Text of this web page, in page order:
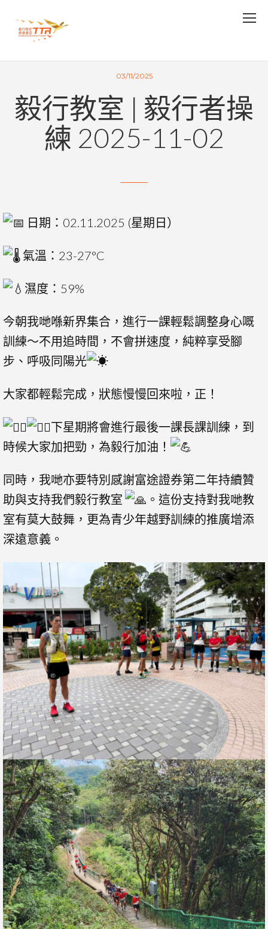
03/11/2025
毅行教室 | 毅行者操
練 2025-11-02
日期：02.11.2025 (星期日）
氣溫：23-27°C
濕度：59%
今朝我哋喺新界集合，進行一課輕鬆調整身心嘅
訓練～不用追時間，不會拼速度，純粹享受腳
步、呼吸同陽光
大家都輕鬆完成，狀態慢慢回來啦，正！
下星期將會進行最後一課長課訓練，到
時候大家加把勁，為毅行加油！
同時，我哋亦要特別感謝富途證券第二年持續贊
助與支持我們毅行教室
。這份支持對我哋教
室有莫大鼓舞，更為青少年越野訓練的推廣增添
深遠意義。